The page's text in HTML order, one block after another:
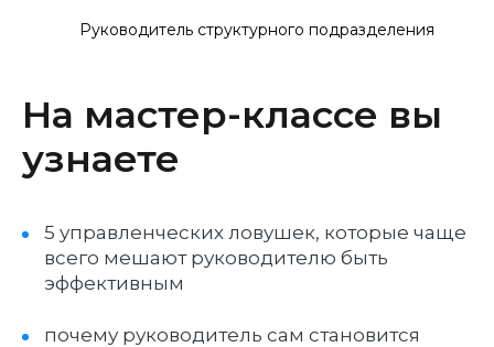
Руководитель структурного подразделения
На мастер-классе вы
узнаете
5 управленческих ловушек, которые чаще
всего мешают руководителю быть
эффективным
почему руководитель сам становится